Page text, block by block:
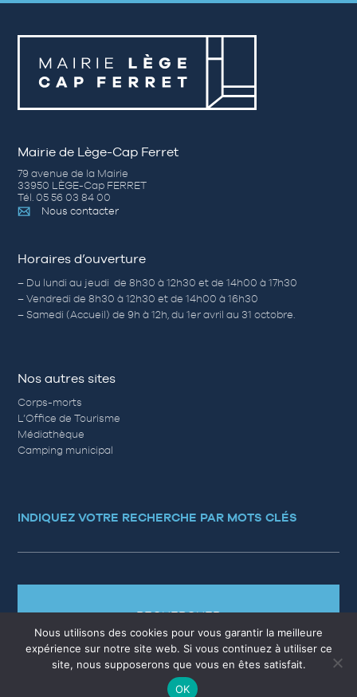
Mairie de Lège-Cap Ferret
79 avenue de la Mairie
33950 LÈGE-Cap FERRET
Tél. 05 56 03 84 00
Nous contacter
Horaires d’ouverture
– Du lundi au jeudi de 8h30 à 12h30 et de 14h00 à 17h30
– Vendredi de 8h30 à 12h30 et de 14h00 à 16h30
– Samedi (Accueil) de 9h à 12h, du 1er avril au 31 octobre.
Nos autres sites
Corps-morts
L’Office de Tourisme
Médiathèque
Camping municipal
INDIQUEZ VOTRE RECHERCHE PAR MOTS CLÉS
RECHERCHER
QUESTIONS RÉPONSES
Nous utilisons des cookies pour vous garantir la meilleure
expérience sur notre site web. Si vous continuez à utiliser ce
site, nous supposerons que vous en êtes satisfait.
OK